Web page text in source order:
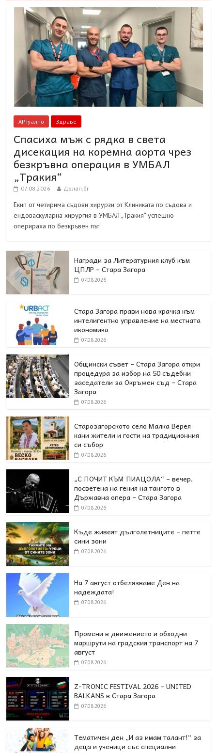
АРТуално Здраве
Спасиха мъж с рядка в света
дисекация на коремна аорта чрез
безкръвна операция в УМБАЛ
„Тракия“
07.08.2026 Долап.бг
Екип от четирима съдови хирурзи от Клиниката по съдова и
ендоваскуларна хирургия в УМБАЛ „Тракия“ успешно
оперираха по безкръвен път
Награди за Литературния клуб към
ЦПЛР – Стара Загора
07.08.2026
Стара Загора прави нова крачка към
интелигентно управление на местната
икономика
07.08.2026
Общински съвет – Стара Загора откри
процедура за избор на 50 съдебни
заседатели за Окръжен съд – Стара
Загора
07.08.2026
Старозагорското село Малка Верея
кани жители и гости на традиционния
си събор
07.08.2026
„С ПОЧИТ КЪМ ПИАЦОЛА“ – вечер,
посветена на гения на тангото в
Държавна опера – Стара Загора
07.08.2026
Къде живеят дълголетниците – петте
сини зони
07.08.2026
На 7 август отбелязваме Ден на
надеждата!
07.08.2026
Промени в движението и обходни
маршрути на градския транспорт на 7
август
07.08.2026
Z-TRONIC FESTIVAL 2026 – UNITED
BALKANS в Стара Загора
07.08.2026
Тематичен ден „И аз имам талант!“ за
деца и ученици със специални